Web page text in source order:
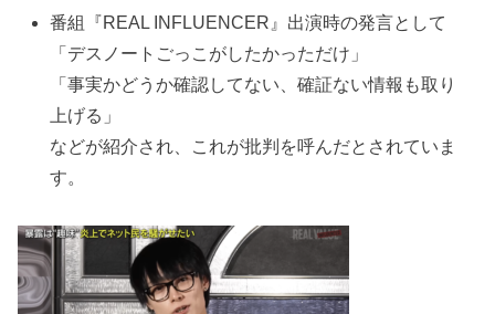
番組『REAL INFLUENCER』出演時の発言として
「デスノートごっこがしたかっただけ」
「事実かどうか確認してない、確証ない情報も取り
上げる」
などが紹介され、これが批判を呼んだとされていま
す。